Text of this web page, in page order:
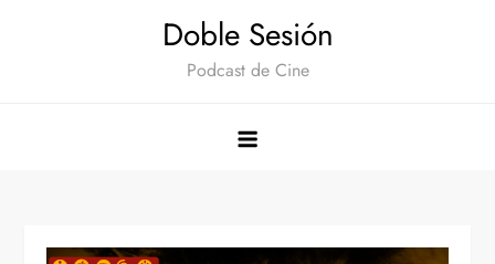
Doble Sesión
Podcast de Cine